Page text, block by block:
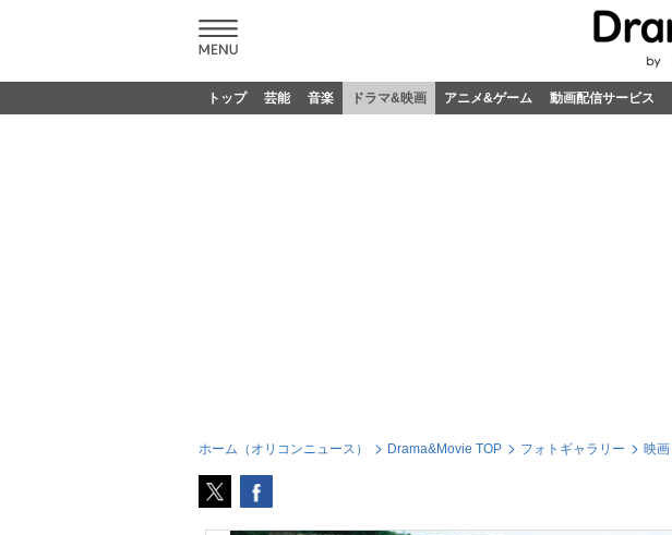
トップ 芸能 音楽 ドラマ&映画 アニメ&ゲーム 動画配信サービス
ホーム（オリコンニュース） Drama&Movie TOP フォトギャラリー 映画